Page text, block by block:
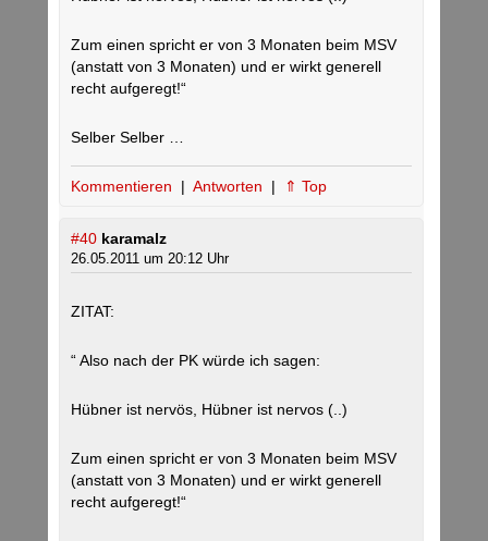
Zum einen spricht er von 3 Monaten beim MSV
(anstatt von 3 Monaten) und er wirkt generell
recht aufgeregt!“
Selber Selber …
Kommentieren | Antworten | ⇑ Top
#40 karamalz
26.05.2011 um 20:12 Uhr
ZITAT:
“ Also nach der PK würde ich sagen:
Hübner ist nervös, Hübner ist nervos (..)
Zum einen spricht er von 3 Monaten beim MSV
(anstatt von 3 Monaten) und er wirkt generell
recht aufgeregt!“